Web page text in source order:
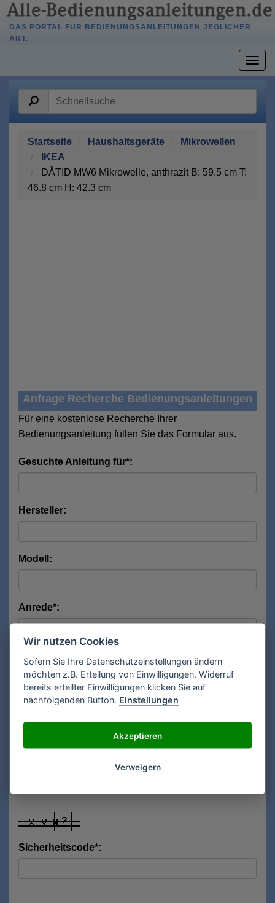
DAS PORTAL FÜR BEDIENUNGSANLEITUNGEN JEGLICHER
ART.
Startseite Haushaltsgeräte
Mikrowellen
IKEA
DÅTID MW6 Mikrowelle, anthrazit B: 59.5 cm T:
46.8 cm H: 42.3 cm
Anfrage Recherche Bedienungsanleitungen
Für eine kostenlose Recherche Ihrer
Bedienungsanleitung füllen Sie das Formular aus.
Gesuchte Anleitung für*:
Hersteller:
Modell:
Anrede*:
Vorname*:
Nachname*:
Sicherheitscode*:
Wir nutzen Cookies
Sofern Sie Ihre Datenschutzeinstellungen ändern
möchten z.B. Erteilung von Einwilligungen, Widerruf
bereits erteilter Einwilligungen klicken Sie auf
nachfolgenden Button. Einstellungen
Akzeptieren
Verweigern